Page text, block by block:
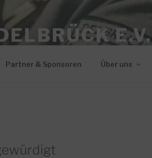
E.V.
Partner & Sponsoren Über uns